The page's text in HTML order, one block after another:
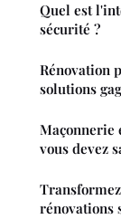
Quel est
sécurité ?
Rénovation
solutions
Maçonnerie
vous devez
rénovations